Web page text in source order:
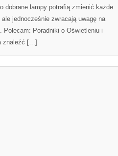
dobrane lampy potrafią zmienić każde
jednocześnie zwracają uwagę na
Polecam: Poradniki o Oświetleniu i
znaleźć […]